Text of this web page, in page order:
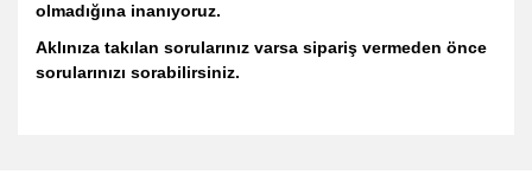
olmadığına inanıyoruz.
Aklınıza takılan sorularınız varsa sipariş vermeden önce
sorularınızı sorabilirsiniz.